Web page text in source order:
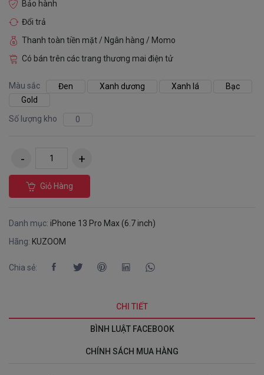
Bảo hành
Đổi trả
Thanh toàn tiền mặt / Ngân hàng / Momo
Có bán trên các trang thương mai điện tử
Màu sắc Đen Xanh dương Xanh lá
Bạc
Gold
Số lượng kho
0
Giỏ Hàng
Danh mục: iPhone 13 Pro Max (6.7 inch)
Hãng: KUZOOM
Chia sẻ:
CHI TIẾT
BÌNH LUẬT FACEBOOK
CHÍNH SÁCH MUA HÀNG